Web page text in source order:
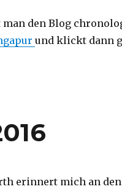
man den Blog
und klickt dann
erinnert mich an